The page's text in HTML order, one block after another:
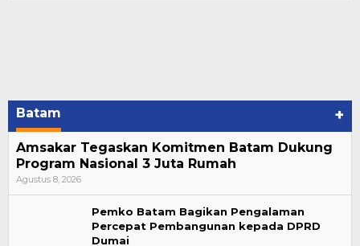
Batam +
Amsakar Tegaskan Komitmen Batam Dukung
Program Nasional 3 Juta Rumah
Agustus 8, 2026
Pemko Batam Bagikan Pengalaman
Percepat Pembangunan kepada DPRD
Dumai